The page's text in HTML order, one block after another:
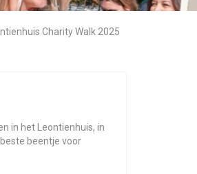
Charity Walk 2025
in het Leontienhuis, in
beentje voor